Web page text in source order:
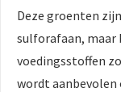
Deze groenten
sulforafaan, maar
voedingsstoffen
wordt aanbevolen